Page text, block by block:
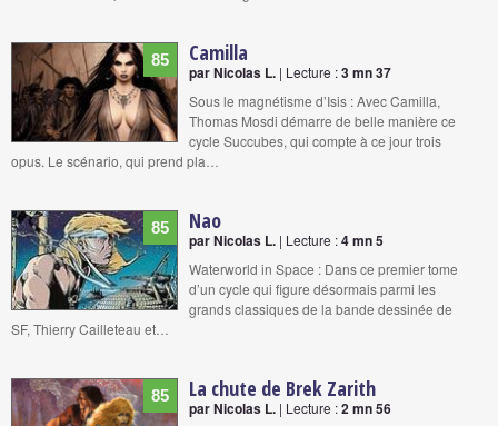
85 Camilla
par Nicolas L. | Lecture :3 mn 37
Sous le magnétisme d’Isis : Avec Camilla,
Thomas Mosdi démarre de belle manière ce
cycle Succubes, qui compte à ce jour trois
opus. Le scénario, qui prend pla…
85 Nao
par Nicolas L. | Lecture :4 mn 5
Waterworld in Space : Dans ce premier tome
d’un cycle qui figure désormais parmi les
grands classiques de la bande dessinée de
SF, Thierry Cailleteau et…
85 La chute de Brek Zarith
par Nicolas L. | Lecture :2 mn 56